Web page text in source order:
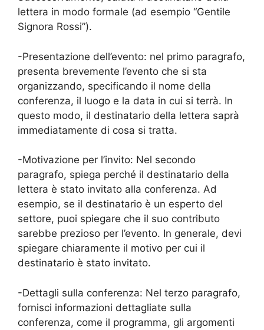
lettera in modo formale (ad esempio “Gentile
Signora Rossi”).
-Presentazione dell’evento: nel primo paragrafo,
presenta brevemente l’evento che si sta
organizzando, specificando il nome della
conferenza, il luogo e la data in cui si terrà. In
questo modo, il destinatario della lettera saprà
immediatamente di cosa si tratta.
-Motivazione per l’invito: Nel secondo
paragrafo, spiega perché il destinatario della
lettera è stato invitato alla conferenza. Ad
esempio, se il destinatario è un esperto del
settore, puoi spiegare che il suo contributo
sarebbe prezioso per l’evento. In generale, devi
spiegare chiaramente il motivo per cui il
destinatario è stato invitato.
-Dettagli sulla conferenza: Nel terzo paragrafo,
fornisci informazioni dettagliate sulla
conferenza, come il programma, gli argomenti